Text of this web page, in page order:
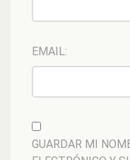
EMAIL:
GUARDAR MI